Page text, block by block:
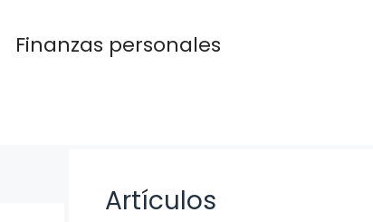
Finanzas personales
Artículos